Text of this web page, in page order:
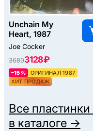
Unchain My
Heart, 1987
Joe Cocker
36803128 ₽
–15%
ОРИГИНАЛ 1987
ХИТ ПРОДАЖ
Все пластинки
в каталоге →